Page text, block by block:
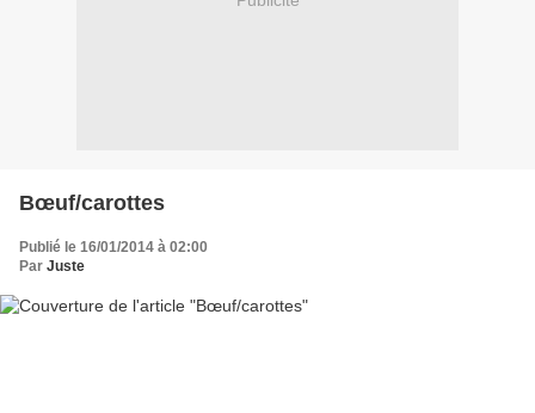
Bœuf/carottes
Publié le 16/01/2014 à 02:00
Par Juste